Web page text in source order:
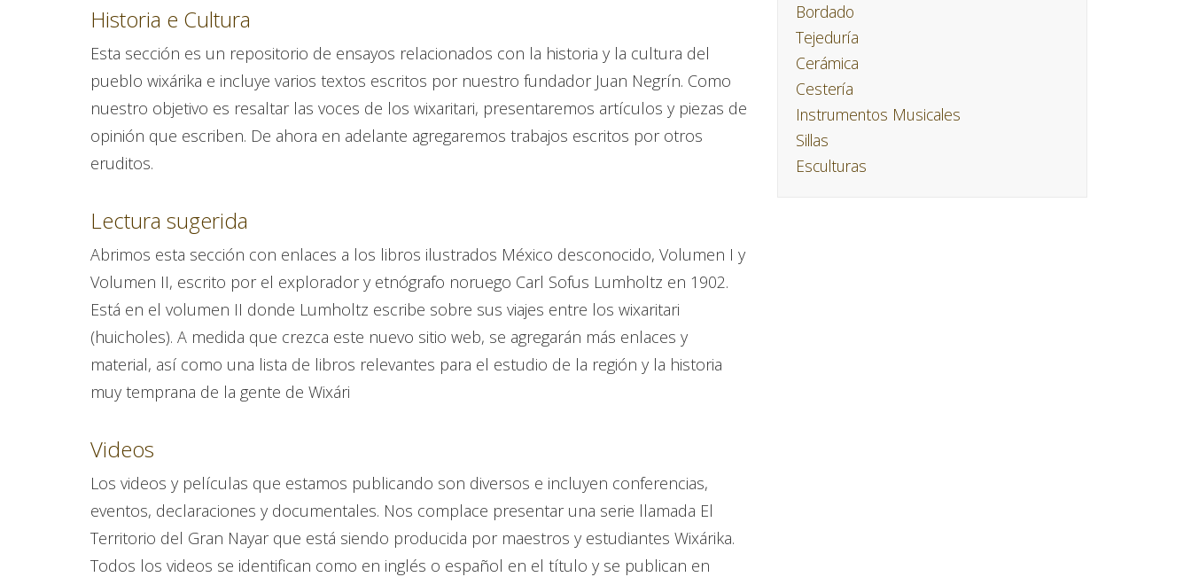
Historia e Cultura
Esta sección es un repositorio de ensayos relacionados con la historia y la cultura del
pueblo wixárika e incluye varios textos escritos por nuestro fundador Juan Negrín. Como
nuestro objetivo es resaltar las voces de los wixaritari, presentaremos artículos y piezas de
opinión que escriben. De ahora en adelante agregaremos trabajos escritos por otros
eruditos.
Lectura sugerida
Abrimos esta sección con enlaces a los libros ilustrados México desconocido, Volumen I y
Volumen II, escrito por el explorador y etnógrafo noruego Carl Sofus Lumholtz en 1902.
Está en el volumen II donde Lumholtz escribe sobre sus viajes entre los wixaritari
(huicholes). A medida que crezca este nuevo sitio web, se agregarán más enlaces y
material, así como una lista de libros relevantes para el estudio de la región y la historia
muy temprana de la gente de Wixári
Videos
Los videos y películas que estamos publicando son diversos e incluyen conferencias,
eventos, declaraciones y documentales. Nos complace presentar una serie llamada El
Territorio del Gran Nayar que está siendo producida por maestros y estudiantes Wixárika.
Todos los videos se identifican como en inglés o español en el título y se publican en
Bordado
Tejeduría
Cerámica
Cestería
Instrumentos Musicales
Sillas
Esculturas